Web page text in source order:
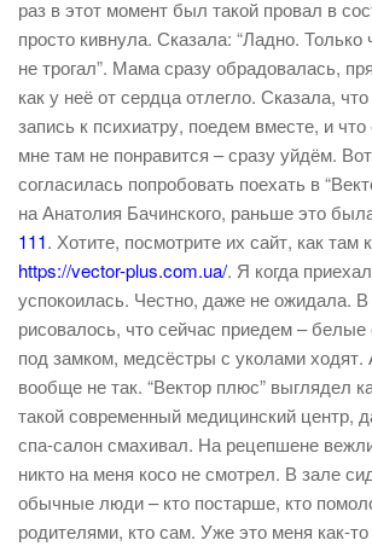
раз в этот момент был такой провал в
просто кивнула. Сказала: “Ладно. Только
не трогал”. Мама сразу обрадовалась,
как у неё от сердца отлегло. Сказала,
запись к психиатру, поедем вместе, и что
мне там не понравится – сразу уйдём.
согласилась попробовать поехать в
на Анатолия Бачинского, раньше это
111. Хотите, посмотрите их сайт, как там
https://vector-plus.com.ua/. Я когда
успокоилась. Честно, даже не ожидала. В
рисовалось, что сейчас приедем –
под замком, медсёстры с уколами ходят.
вообще не так. “Вектор плюс” выглядел
такой современный медицинский центр,
спа-салон смахивал. На рецепшене
никто на меня косо не смотрел. В зале
обычные люди – кто постарше, кто
родителями, кто сам. Уже это меня как-то